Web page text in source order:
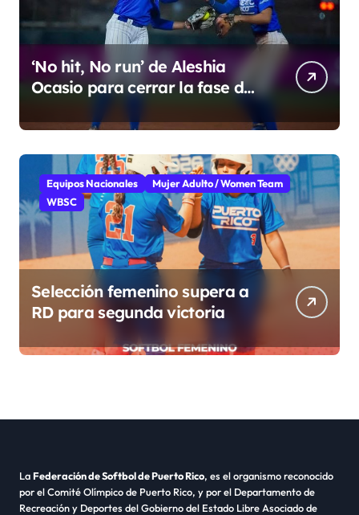
‘No hit, No run’ de Aleshia
Ocasio para cerrar la fase de
Equipos Nacionales
Mujer Adulto / Women Team
WBSC
Selección femenino supera a
RD para segunda victoria
LaFederación de Softbol de Puerto Rico, es el organismo reconocido
por el Comité Olímpico de Puerto Rico, y por el Departamento de
Recreación y Deportes del Gobierno del Estado Libre Asociado de